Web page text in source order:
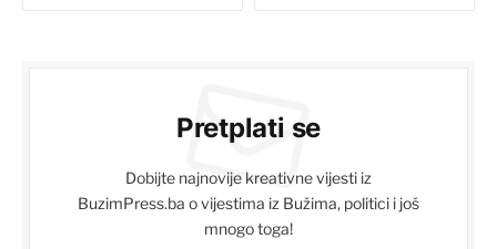
Pretplati se
Dobijte najnovije kreativne vijesti iz
BuzimPress.ba o vijestima iz Bužima, politici i još
mnogo toga!